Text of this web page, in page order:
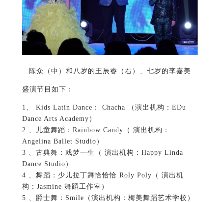
陈众（中）和八岁的王辰睿（右）、七岁的李嘉美
盛演节目如下：
1、 Kids Latin Dance： Chacha （演出机构：EDu
Dance Arts Academy）
2 、儿童舞蹈：Rainbow Candy（ 演出机构：
Angelina Ballet Studio）
3 、古典舞：戏梦一生（ 演出机构：Happy Linda
Dance Studio）
4 、舞蹈：少儿拉丁舞恰恰恰 Roly Poly（ 演出机
构：Jasmine 舞蹈工作室）
5 、爵士舞：Smile（演出机构：梅美舞蹈艺术学校）